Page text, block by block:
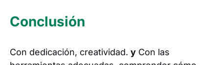
Conclusión
Con dedicación, creatividad. y Con las